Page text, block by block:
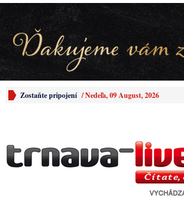
Zostaňte pripojení /Nedeľa, 09 August, 2026